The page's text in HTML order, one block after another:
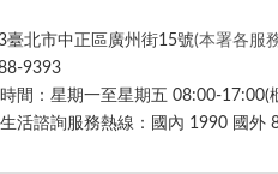
臺北市中正區廣州街15號(本署各服
9393
間：星期一至星期五 08:00-17:00(
活諮詢服務熱線：國內 1990 國外